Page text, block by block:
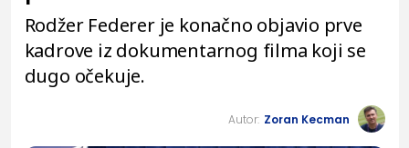
Rodžer Federer je konačno objavio prve
kadrove iz dokumentarnog filma koji se
dugo očekuje.
Autor: Zoran Kecman